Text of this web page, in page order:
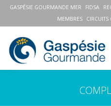
GASPÉSIE GOURMANDE MER FIDSA
MEMBRES
CIRCUITS